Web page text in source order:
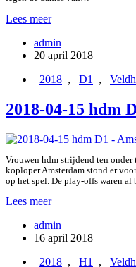
Lees meer2018-
19
Goldcup:
D1
Hurley
D1
2]
3-
2
shoot-
admin
20 april 2018
2018 , D1 ,
2018-04-15 hdm
Vrouwen hdm strijdend ten
koploper Amsterdam stond er
op het spel. De play-offs waren al
Lees meer2018-
15
hdm
–
admin
16 april 2018
2018 , H1 ,